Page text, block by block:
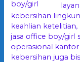
kebersihan
keahlian ketelitian,
jasa office boy/girl
operasional
kebersihan juga